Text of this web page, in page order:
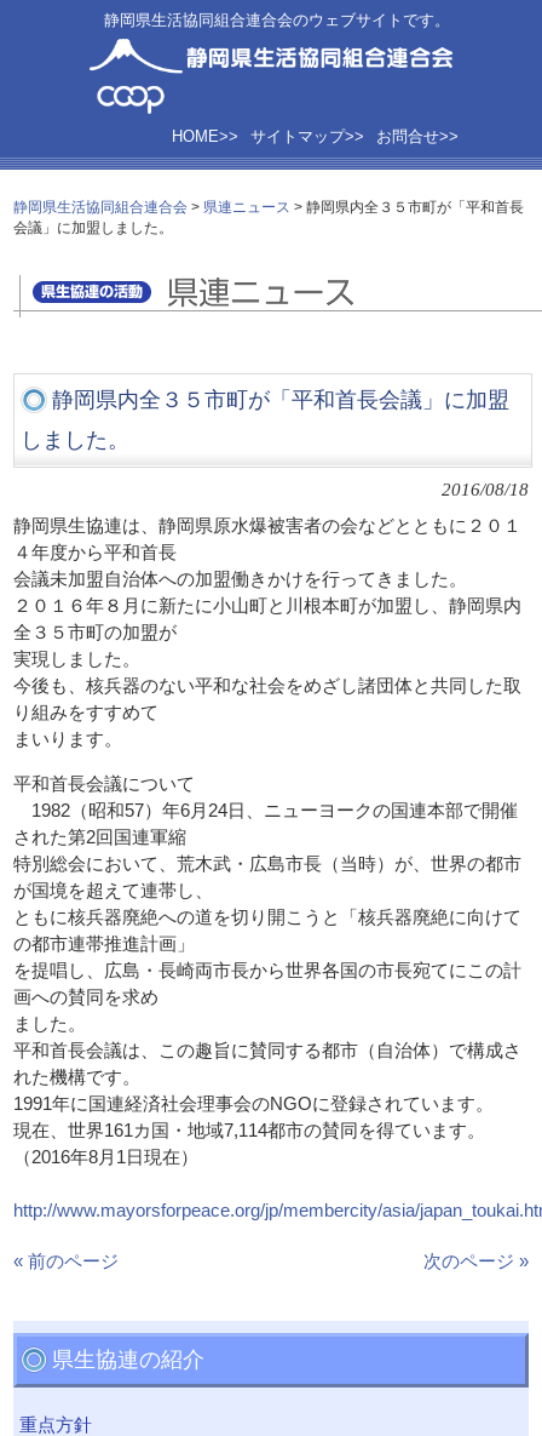
静岡県生活協同組合連合会のウェブサイトです。
お問合せ>>
サイトマップ>>
HOME>>
静岡県生活協同組合連合会 > 県連ニュース >静岡県内全３５市町が「平和首長
会議」に加盟しました。
静岡県内全３５市町が「平和首長会議」に加盟
しました。
2016/08/18
静岡県生協連は、静岡県原水爆被害者の会などとともに２０１
４年度から平和首長
会議未加盟自治体への加盟働きかけを行ってきました。
２０１６年８月に新たに小山町と川根本町が加盟し、静岡県内
全３５市町の加盟が
実現しました。
今後も、核兵器のない平和な社会をめざし諸団体と共同した取
り組みをすすめて
まいります。
平和首長会議について
1982（昭和57）年6月24日、ニューヨークの国連本部で開催
された第2回国連軍縮
特別総会において、荒木武・広島市長（当時）が、世界の都市
が国境を超えて連帯し、
ともに核兵器廃絶への道を切り開こうと「核兵器廃絶に向けて
の都市連帯推進計画」
を提唱し、広島・長崎両市長から世界各国の市長宛てにこの計
画への賛同を求め
ました。
平和首長会議は、この趣旨に賛同する都市（自治体）で構成さ
れた機構です。
1991年に国連経済社会理事会のNGOに登録されています。
現在、世界161カ国・地域7,114都市の賛同を得ています。
（2016年8月1日現在）
http://www.mayorsforpeace.org/jp/membercity/asia/
« 前のページ 次のページ »
県生協連の紹介
重点方針